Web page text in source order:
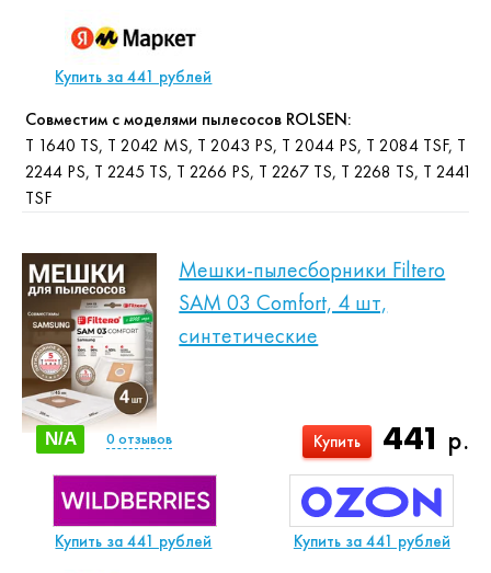
Купить за 441 рублей
Совместим с моделями пылесосов ROLSEN:
T 1640 TS, T 2042 MS, T 2043 PS, T 2044 PS, T 2084 TSF, T
2244 PS, T 2245 TS, T 2266 PS, T 2267 TS, T 2268 TS, T 2441
TSF
Мешки-пылесборники Filtero
SAM 03 Comfort, 4 шт,
синтетические
441 р.
Купить
N/A 0 отзывов
Купить за 441 рублей Купить за 441 рублей